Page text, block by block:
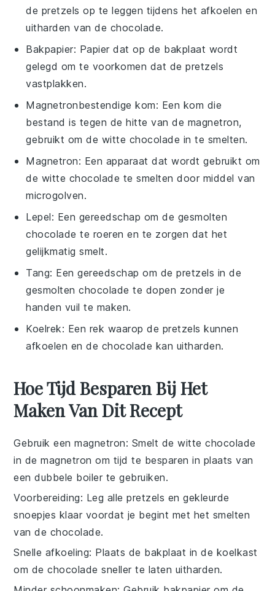
de pretzels op te leggen tijdens het afkoelen en
uitharden van de chocolade.
Bakpapier: Papier dat op de bakplaat wordt
gelegd om te voorkomen dat de pretzels
vastplakken.
Magnetronbestendige kom: Een kom die
bestand is tegen de hitte van de magnetron,
gebruikt om de witte chocolade in te smelten.
Magnetron: Een apparaat dat wordt gebruikt om
de witte chocolade te smelten door middel van
microgolven.
Lepel: Een gereedschap om de gesmolten
chocolade te roeren en te zorgen dat het
gelijkmatig smelt.
Tang: Een gereedschap om de pretzels in de
gesmolten chocolade te dopen zonder je
handen vuil te maken.
Koelrek: Een rek waarop de pretzels kunnen
afkoelen en de chocolade kan uitharden.
Hoe Tijd Besparen Bij Het
Maken Van Dit Recept
Gebruik een magnetron: Smelt dewitte chocolade
in de magnetron om tijd te besparen in plaats van
een dubbele boiler te gebruiken.
Voorbereiding: Leg allepretzels engekleurde
snoepjes klaar voordat je begint met het smelten
van de chocolade.
Snelle afkoeling: Plaats de bakplaat in de koelkast
om dechocolade sneller te laten uitharden.